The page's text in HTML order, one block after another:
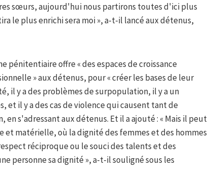
sœurs, aujourd'hui nous partirons toutes d'ici plus
le plus enrichi sera moi », a-t-il lancé aux détenus,
pénitentiaire offre « des espaces de croissance
» aux détenus, pour « créer les bases de leur
il y a des problèmes de surpopulation, il y a un
il y a des cas de violence qui causent tant de
s'adressant aux détenus. Et il a ajouté : « Mais il peut
et matérielle, où la dignité des femmes et des hommes
réciproque ou le souci des talents et des
personne sa dignité », a-t-il souligné sous les